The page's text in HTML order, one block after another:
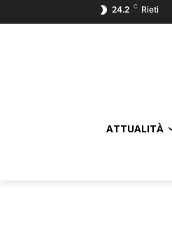
24.2 C Rieti
ATTUALITÀ